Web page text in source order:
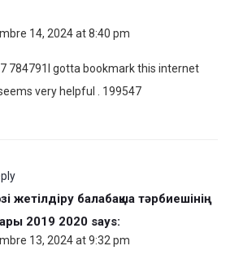
14, 2024 at 8:40 pm
784791I gotta bookmark this internet
very helpful . 199547
жетілдіру балабақша тәрбиешінің
2019 2020 says:
13, 2024 at 9:32 pm